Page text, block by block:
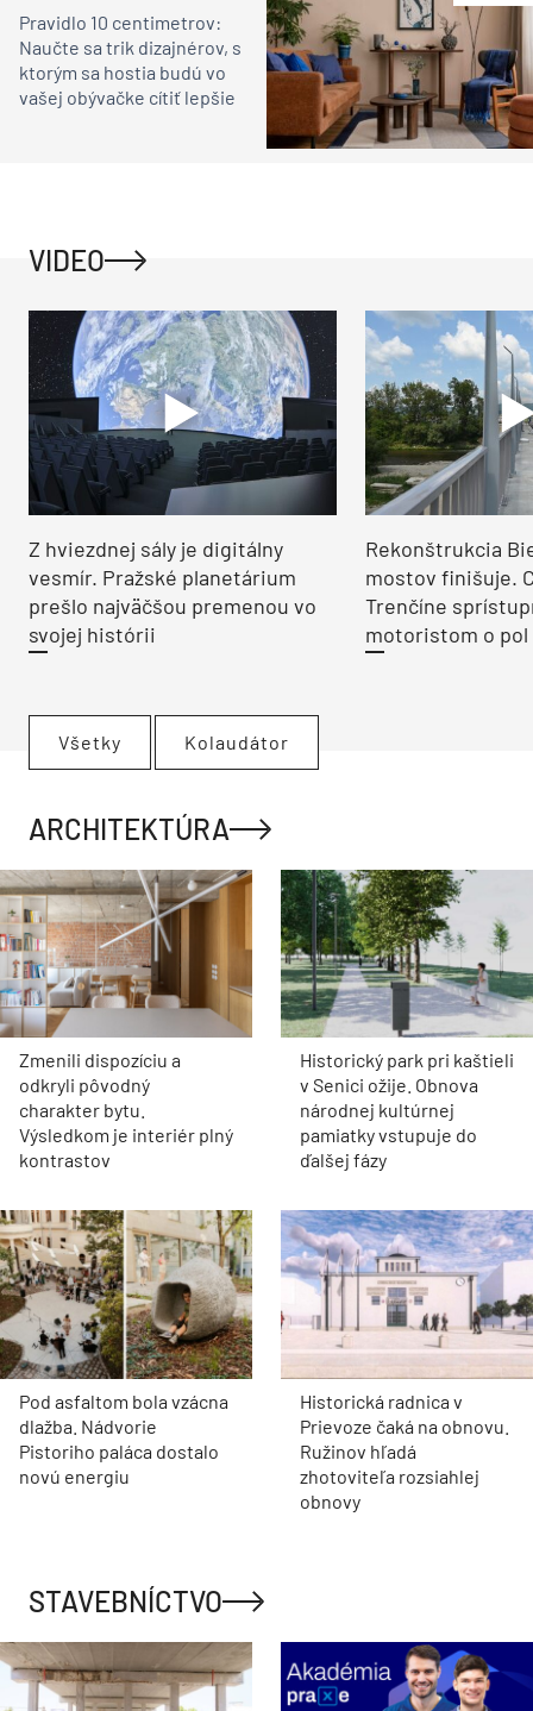
Pravidlo 10 centimetrov:
Naučte sa trik dizajnérov, s
ktorým sa hostia budú vo
vašej obývačke cítiť lepšie
VIDEO
Z hviezdnej sály je digitálny
vesmír. Pražské planetárium
prešlo najväčšou premenou vo
svojej histórii
Rekonštrukcia
mostov finišuje.
Trenčíne
motoristom o pol
Všetky Kolaudátor
ARCHITEKTÚRA
Zmenili dispozíciu a
odkryli pôvodný
charakter bytu.
Výsledkom je interiér plný
kontrastov
Historický park pri kaštieli
v Senici ožije. Obnova
národnej kultúrnej
pamiatky vstupuje do
ďalšej fázy
Pod asfaltom bola vzácna
dlažba. Nádvorie
Pistoriho paláca dostalo
novú energiu
Historická radnica v
Prievoze čaká na obnovu.
Ružinov hľadá
zhotoviteľa rozsiahlej
obnovy
STAVEBNÍCTVO